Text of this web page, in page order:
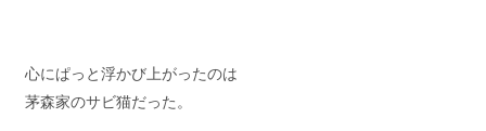
心にぱっと浮かび上がったのは
茅森家のサビ猫だった。